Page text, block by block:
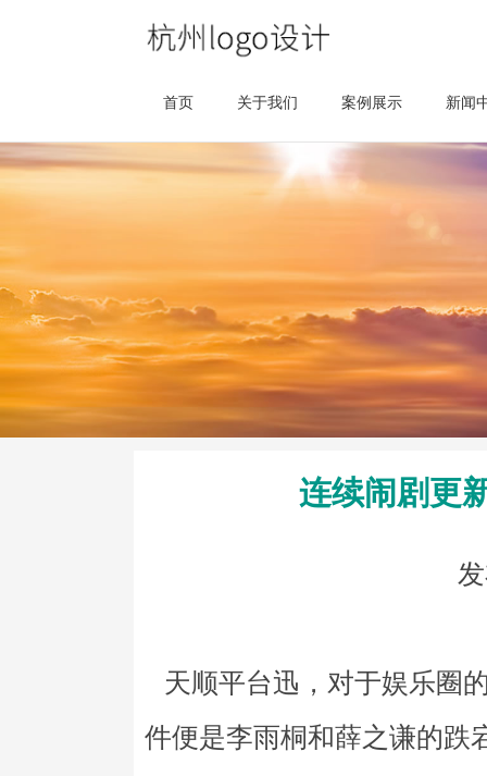
首页 关于我们 案例展示 新闻
连续闹剧更
天顺平台迅，对于娱乐圈
件便是李雨桐和薛之谦的跌